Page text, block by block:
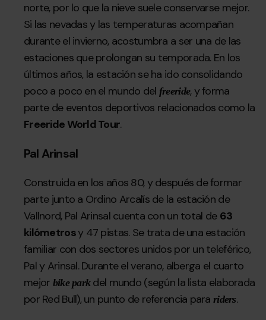
norte, por lo que la nieve suele conservarse mejor.
Si las nevadas y las temperaturas acompañan
durante el invierno, acostumbra a ser una de las
estaciones que prolongan su temporada. En los
últimos años, la estación se ha ido consolidando
poco a poco en el mundo del freeride, y forma
parte de eventos deportivos relacionados como la
Freeride World Tour.
Pal Arinsal
Construida en los años 80, y después de formar
parte junto a Ordino Arcalís de la estación de
Vallnord, Pal Arinsal cuenta con un total de 63
kilómetrosy 47 pistas. Se trata de una estación
familiar con dos sectores unidos por un teleférico,
Pal y Arinsal. Durante el verano, alberga el cuarto
mejor bike parkdel mundo (según la lista elaborada
por Red Bull), un punto de referencia parariders.